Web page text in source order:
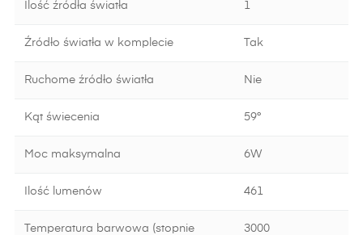
Ilość źródła światła 1
Źródło światła w komplecie Tak
Ruchome źródło światła Nie
Kąt świecenia 59°
Moc maksymalna 6W
Ilość lumenów 461
Temperatura barwowa (stopnie
3000